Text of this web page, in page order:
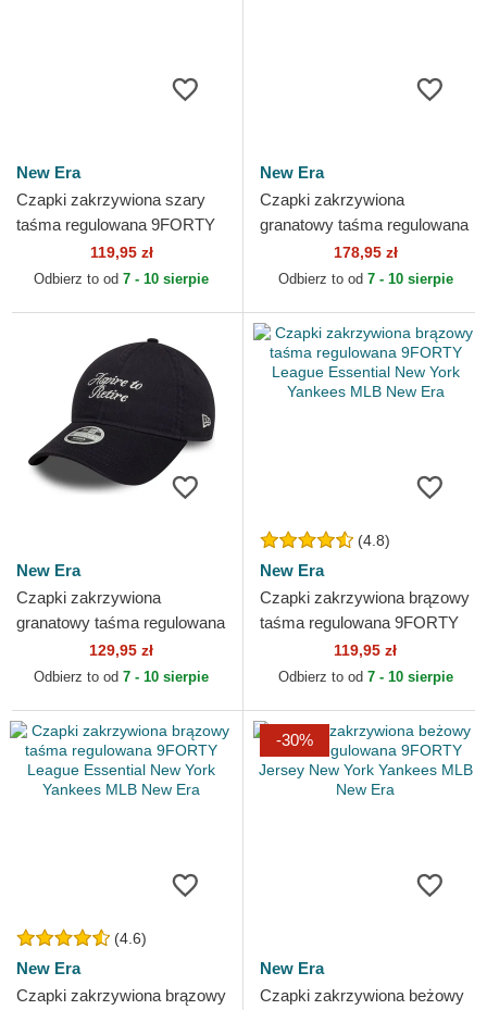
New Era
Czapki zakrzywiona szary
taśma regulowana 9FORTY
Tonal New York Yankees
MLB New Era
119,95 zł
Odbierz to od 7 - 10 sierpie
New Era
Czapki zakrzywiona
granatowy taśma regulowana
9TWENTY A Frame Denim
New York Yankees MLB New
178,95 zł
Odbierz to od 7 - 10 sierpie
New Era
Czapki zakrzywiona
granatowy taśma regulowana
9TWENTY Aspire To Retire
Slogan New Era
129,95 zł
Odbierz to od 7 - 10 sierpie
(4.8)
New Era
Czapki zakrzywiona brązowy
taśma regulowana 9FORTY
League Essential New York
Yankees MLB New Era
119,95 zł
Odbierz to od 7 - 10 sierpie
(4.6)
New Era
Czapki zakrzywiona brązowy
-30%
New Era
Czapki zakrzywiona beżowy